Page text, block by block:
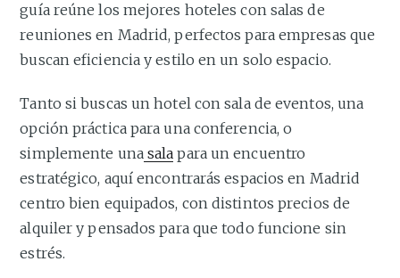
guía reúne los mejores hoteles con salas de
reuniones en Madrid, perfectos para empresas que
buscan eficiencia y estilo en un solo espacio.
Tanto si buscas un hotel con sala de eventos, una
opción práctica para una conferencia, o
simplemente unasala para un encuentro
estratégico, aquí encontrarás espacios en Madrid
centro bien equipados, con distintos precios de
alquiler y pensados para que todo funcione sin
estrés.